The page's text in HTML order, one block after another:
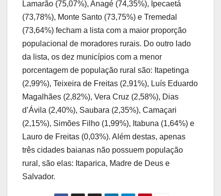
Lamarão (75,07%), Anagé (74,35%), Ipecaetá
(73,78%), Monte Santo (73,75%) e Tremedal
(73,64%) fecham a lista com a maior proporção
populacional de moradores rurais. Do outro lado
da lista, os dez municípios com a menor
porcentagem de população rural são: Itapetinga
(2,99%), Teixeira de Freitas (2,91%), Luís Eduardo
Magalhães (2,82%), Vera Cruz (2,58%), Dias
d’Ávila (2,40%), Saubara (2,35%), Camaçari
(2,15%), Simões Filho (1,99%), Itabuna (1,64%) e
Lauro de Freitas (0,03%). Além destas, apenas
três cidades baianas não possuem população
rural, são elas: Itaparica, Madre de Deus e
Salvador.